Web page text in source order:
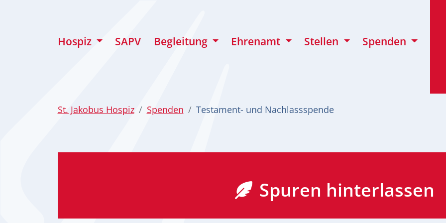
Hospiz SAPV Begleitung Ehrenamt Stellen Spenden
St. Jakobus Hospiz Spenden Testament- und Nachlassspende
Spuren hinterlassen